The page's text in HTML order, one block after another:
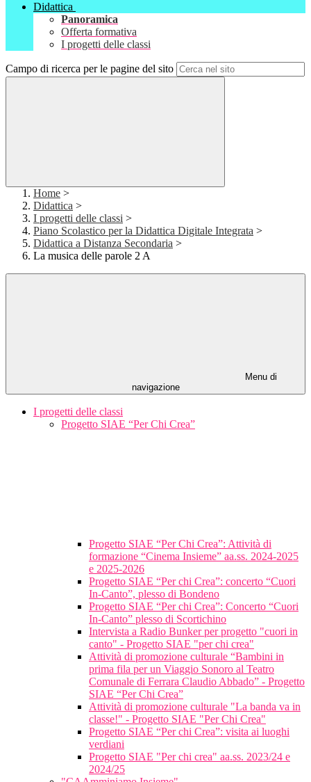
Didattica
Panoramica
Offerta formativa
I progetti delle classi
Campo di ricerca per le pagine del sito
Home >
Didattica >
I progetti delle classi >
Piano Scolastico per la Didattica Digitale Integrata >
Didattica a Distanza Secondaria >
La musica delle parole 2 A
Menu di
navigazione
I progetti delle classi
Progetto SIAE “Per Chi Crea”
Progetto SIAE “Per Chi Crea”: Attività di
formazione “Cinema Insieme” aa.ss. 2024-2025
e 2025-2026
Progetto SIAE “Per chi Crea”: concerto “Cuori
In-Canto”, plesso di Bondeno
Progetto SIAE “Per chi Crea”: Concerto “Cuori
In-Canto” plesso di Scortichino
Intervista a Radio Bunker per progetto "cuori in
canto" - Progetto SIAE "per chi crea"
Attività di promozione culturale “Bambini in
prima fila per un Viaggio Sonoro al Teatro
Comunale di Ferrara Claudio Abbado” - Progetto
SIAE “Per Chi Crea”
Attività di promozione culturale "La banda va in
classe!" - Progetto SIAE "Per Chi Crea"
Progetto SIAE “Per chi Crea”: visita ai luoghi
verdiani
Progetto SIAE "Per chi crea" aa.ss. 2023/24 e
2024/25